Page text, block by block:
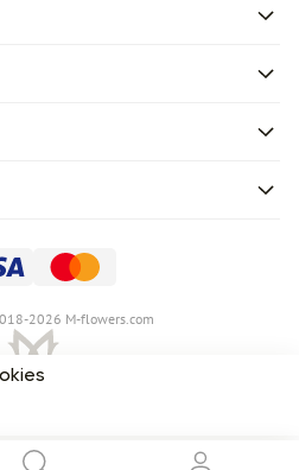
2026 M-flowers.com